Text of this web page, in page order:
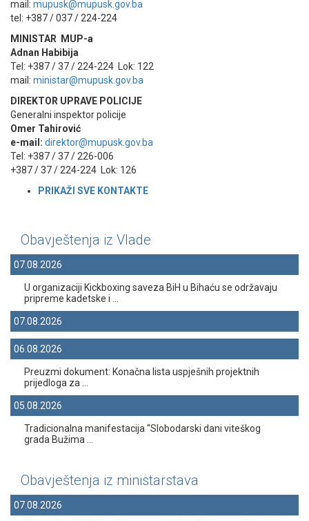
mail: mupusk@mupusk.gov.ba
tel: +387 / 037 / 224-224
MINISTAR MUP-a
Adnan Habibija
Tel: +387 / 37 / 224-224 Lok: 122
mail: ministar@mupusk.gov.ba
DIREKTOR UPRAVE POLICIJE
Generalni inspektor policije
Omer Tahirović
e-mail: direktor@mupusk.gov.ba
Tel: +387 / 37 / 226-006
+387 / 37 / 224-224 Lok: 126
PRIKAŽI SVE KONTAKTE
Obavještenja iz Vlade
07.08.2026
U organizaciji Kickboxing saveza BiH u Bihaću se održavaju
pripreme kadetske i ...
07.08.2026
06.08.2026
Preuzmi dokument: Konačna lista uspješnih projektnih
prijedloga za ...
05.08.2026
Tradicionalna manifestacija “Slobodarski dani viteškog
grada Bužima ...
Obavještenja iz ministarstava
07.08.2026